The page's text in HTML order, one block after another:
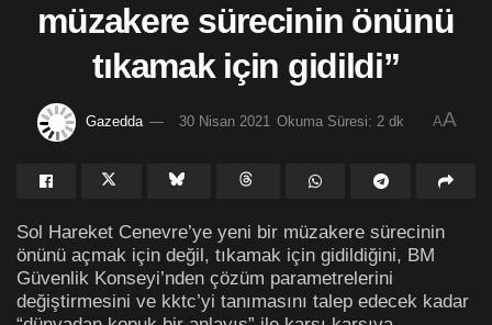
müzakere sürecinin önünü
tıkamak için gidildi”
Gazedda 30 Nisan 2021 Okuma Süresi: 2 dk AA
Sol Hareket Cenevre’ye yeni bir müzakere sürecinin
önünü açmak için değil, tıkamak için gidildiğini, BM
Güvenlik Konseyi’nden çözüm parametrelerini
değiştirmesini ve kktc’yi tanımasını talep edecek kadar